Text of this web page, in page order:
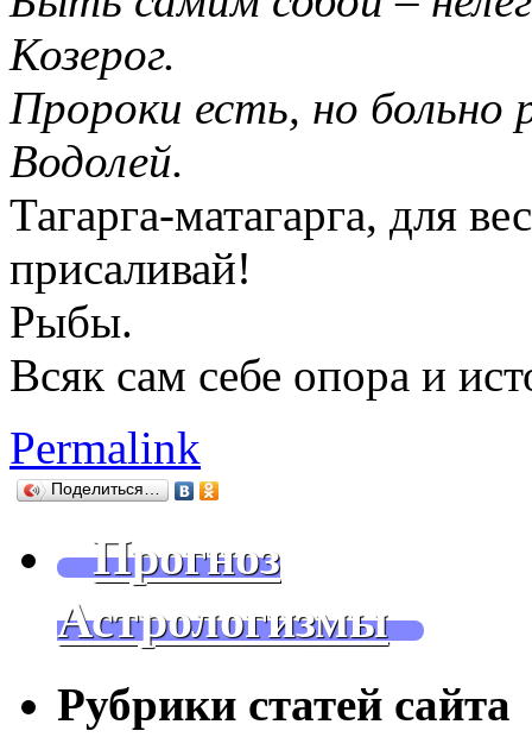
Козерог.
Пророки есть, но больно
Водолей.
Тагарга-матагарга, для
присаливай!
Рыбы.
Всяк сам себе опора и
Permalink
Поделиться…
Прогноз
Астрологизмы
Рубрики статей сайта